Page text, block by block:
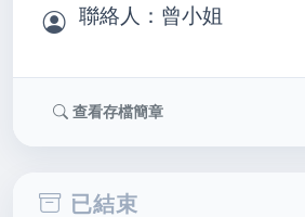
聯絡人：曾小姐
查看存檔簡章
已結束